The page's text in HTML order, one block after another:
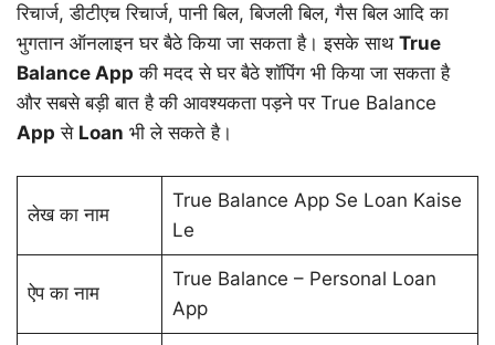
रिचार्ज, डीटीएच रिचार्ज, पानी बिल, बिजली बिल, गैस बिल आदि का
भुगतान ऑनलाइन घर बैठे किया जा सकता है। इसके साथ True
Balance App की मदद से घर बैठे शॉपिंग भी किया जा सकता है
और सबसे बड़ी बात है की आवश्यकता पड़ने पर True Balance
App से Loan भी ले सकते है।
लेख का नाम
True Balance App Se Loan Kaise
Le
ऐप का नाम
True Balance – Personal Loan
App